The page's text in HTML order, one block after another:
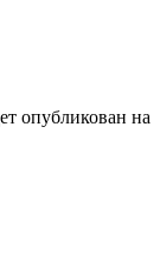
опубликован на